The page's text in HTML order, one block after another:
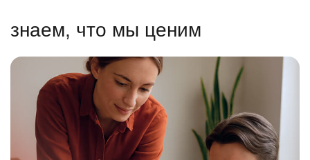
знаем, что мы ценим